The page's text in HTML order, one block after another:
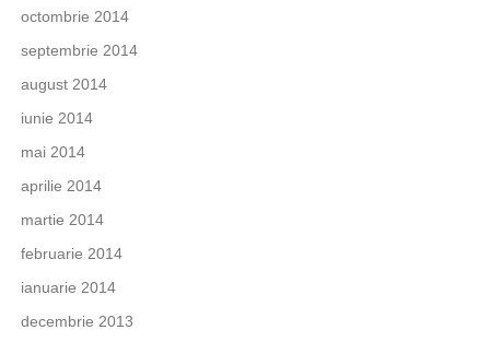
octombrie 2014
septembrie 2014
august 2014
iunie 2014
mai 2014
aprilie 2014
martie 2014
februarie 2014
ianuarie 2014
decembrie 2013